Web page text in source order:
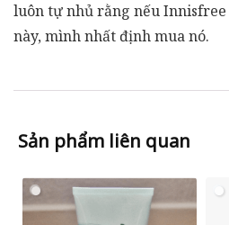
luôn tự nhủ rằng nếu
này, mình nhất định mua nó.
Sản phẩm liên quan